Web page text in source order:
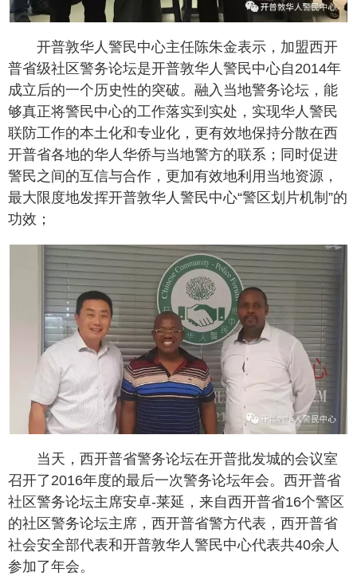
开普敦华人警民中心主任陈朱金表示，加盟西开
普省级社区警务论坛是开普敦华人警民中心自2014年
成立后的一个历史性的突破。融入当地警务论坛，能
够真正将警民中心的工作落实到实处，实现华人警民
联防工作的本土化和专业化，更有效地保持分散在西
开普省各地的华人华侨与当地警方的联系；同时促进
警民之间的互信与合作，更加有效地利用当地资源，
最大限度地发挥开普敦华人警民中心“警区划片机制”的
功效；
当天，西开普省警务论坛在开普批发城的会议室
召开了2016年度的最后一次警务论坛年会。西开普省
社区警务论坛主席安卓-莱延，来自西开普省16个警区
的社区警务论坛主席，西开普省警方代表，西开普省
社会安全部代表和开普敦华人警民中心代表共40余人
参加了年会。